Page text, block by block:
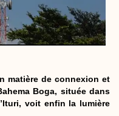
matière de connexion et
Boga, située dans
voit enfin la lumière